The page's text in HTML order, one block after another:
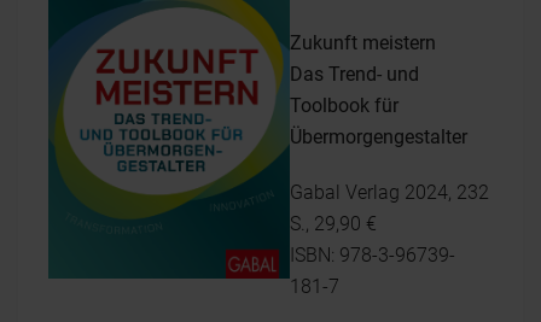
Zukunft meistern
Das Trend- und
Toolbook für
Übermorgengestalter
Gabal Verlag 2024, 232
S., 29,90 €
ISBN: 978-3-96739-
181-7